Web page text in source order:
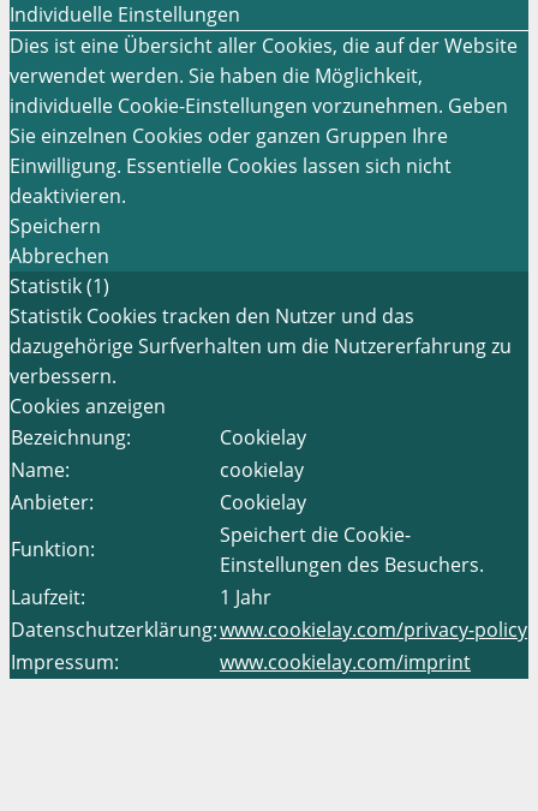
Individuelle Einstellungen
Dies ist eine Übersicht aller Cookies, die auf der Website
verwendet werden. Sie haben die Möglichkeit,
individuelle Cookie-Einstellungen vorzunehmen. Geben
Sie einzelnen Cookies oder ganzen Gruppen Ihre
Einwilligung. Essentielle Cookies lassen sich nicht
deaktivieren.
Speichern
Abbrechen
Statistik (1)
Statistik Cookies tracken den Nutzer und das
dazugehörige Surfverhalten um die Nutzererfahrung zu
verbessern.
Cookies anzeigen
Bezeichnung:
Cookielay
Name:
cookielay
Anbieter:
Cookielay
Funktion:
Speichert die Cookie-
Einstellungen des Besuchers.
Laufzeit:
1 Jahr
Datenschutzerklärung:www.cookielay.com/privacy-policy
Impressum:
www.cookielay.com/imprint